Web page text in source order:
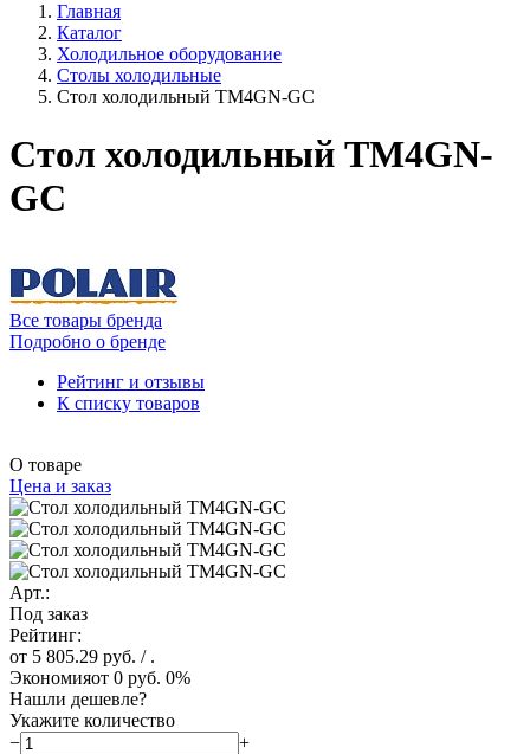
Главная
Каталог
Холодильное оборудование
Столы холодильные
Стол холодильный TM4GN-GC
Стол холодильный TM4GN-
GC
Все товары бренда
Подробно о бренде
Рейтинг и отзывы
К списку товаров
О товаре
Цена и заказ
Арт.:
Под заказ
Рейтинг:
от 5 805.29 руб. / .
Экономияот 0 руб. 0%
Нашли дешевле?
Укажите количество
−
+